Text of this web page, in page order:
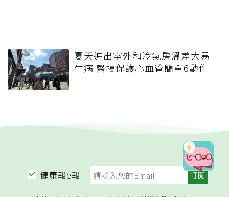
夏天進出室外和冷氣房溫差大易
生病 醫揭保護心血管簡單6動作
健康報e報